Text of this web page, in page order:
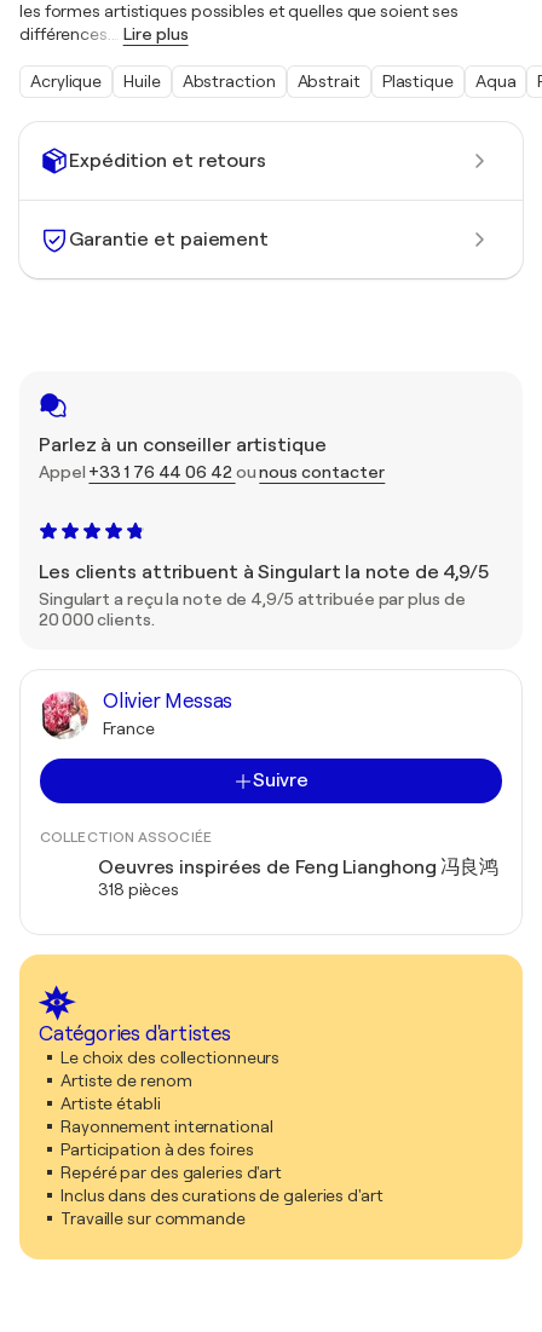
Expédition et retours
Garantie et paiement
Parlez à un conseiller artistique
Appel +33 1 76 44 06 42 ounous contacter
Les clients attribuent à Singulart la note de 4,9/5
Singulart a reçu la note de 4,9/5 attribuée par plus de
20 000 clients.
Olivier Messas
France
Suivre
COLLECTION ASSOCIÉE
Oeuvres inspirées de Feng Lianghong 冯良鸿
318 pièces
Catégories d'artistes
Le choix des collectionneurs
Artiste de renom
Artiste établi
Rayonnement international
Participation à des foires
Repéré par des galeries d'art
Inclus dans des curations de galeries d'art
Travaille sur commande
les formes artistiques possibles et quelles que soient ses
différences.
Lire plus
Acrylique Huile Abstraction Abstrait Plastique Aqua